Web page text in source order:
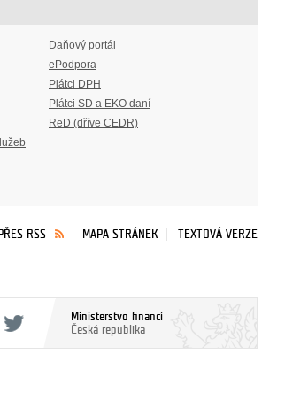
Daňový portál
ePodpora
Plátci DPH
Plátci SD a EKO daní
ReD (dříve CEDR)
RSS MAPA STRÁNEK TEXTOVÁ VERZE
Ministerstvo financí
Česká republika